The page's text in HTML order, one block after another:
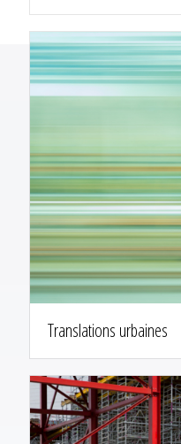
Translations urbaines